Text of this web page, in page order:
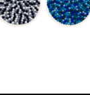
Ø34 antal